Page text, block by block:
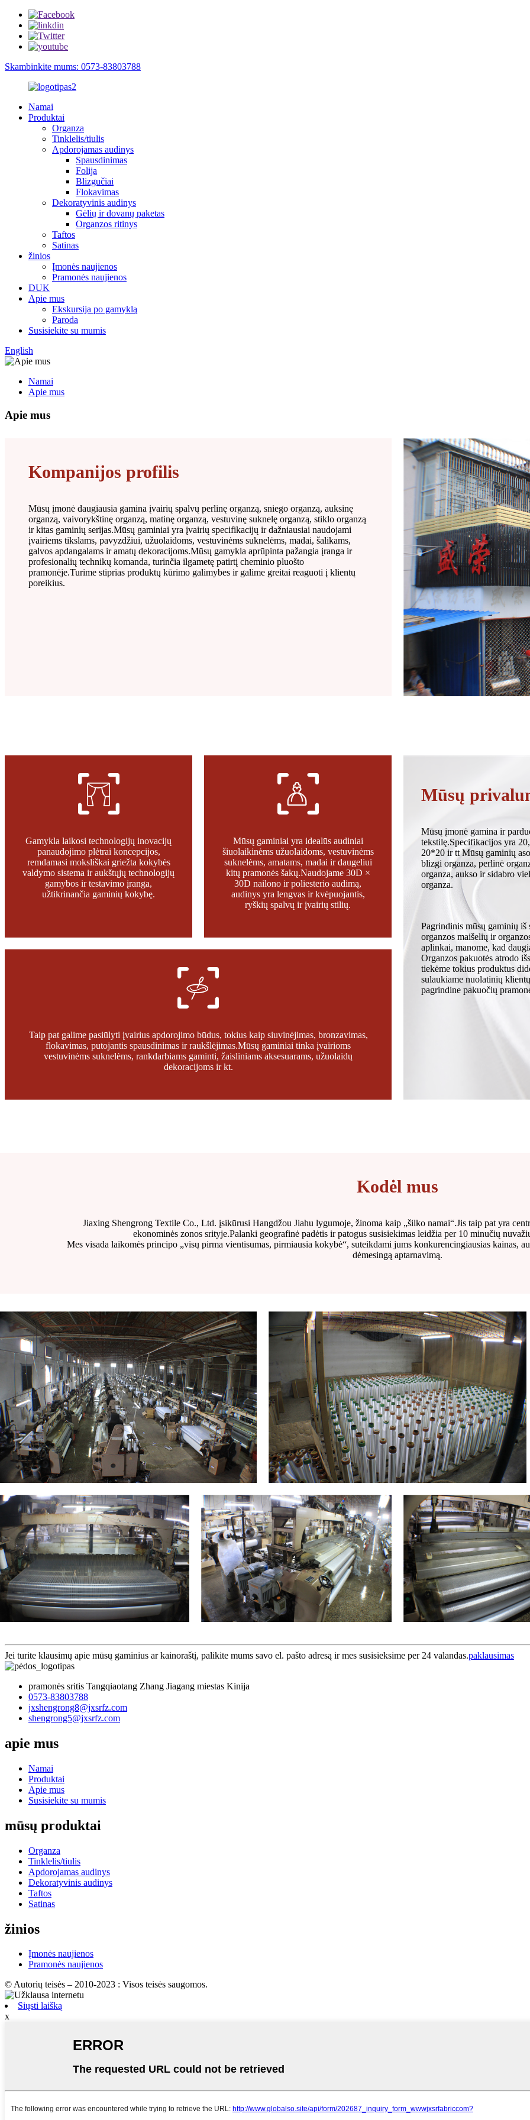
Skambinkite mums: 0573-83803788
Namai
Produktai
Organza
Tinklelis/tiulis
Apdorojamas audinys
Spausdinimas
Folija
Blizgučiai
Flokavimas
Dekoratyvinis audinys
Gėlių ir dovanų paketas
Organzos ritinys
Taftos
Satinas
žinios
Įmonės naujienos
Pramonės naujienos
DUK
Apie mus
Ekskursija po gamyklą
Paroda
Susisiekite su mumis
English
Namai
Apie mus
Apie mus
Kompanijos profilis
Mūsų įmonė daugiausia gamina įvairių spalvų perlinę organzą, sniego organzą, auksinę
organzą, vaivorykštinę organzą, matinę organzą, vestuvinę suknelę organzą, stiklo organzą
ir kitas gaminių serijas.Mūsų gaminiai yra įvairių specifikacijų ir dažniausiai naudojami
įvairiems tikslams, pavyzdžiui, užuolaidoms, vestuvinėms suknelėms, madai, šalikams,
galvos apdangalams ir amatų dekoracijoms.Mūsų gamykla aprūpinta pažangia įranga ir
profesionalių technikų komanda, turinčia ilgametę patirtį cheminio pluošto
pramonėje.Turime stiprias produktų kūrimo galimybes ir galime greitai reaguoti į klientų
poreikius.
Gamykla laikosi technologijų inovacijų
panaudojimo plėtrai koncepcijos,
remdamasi moksliškai griežta kokybės
valdymo sistema ir aukštųjų technologijų
gamybos ir testavimo įranga,
užtikrinančia gaminių kokybę.
Mūsų gaminiai yra idealūs audiniai
šiuolaikinėms užuolaidoms, vestuvinėms
suknelėms, amatams, madai ir daugeliui
kitų pramonės šakų.Naudojame 30D ×
30D nailono ir poliesterio audimą,
audinys yra lengvas ir kvėpuojantis,
ryškių spalvų ir įvairių stilių.
Taip pat galime pasiūlyti įvairius apdorojimo būdus, tokius kaip siuvinėjimas, bronzavimas,
flokavimas, putojantis spausdinimas ir raukšlėjimas.Mūsų gaminiai tinka įvairioms
vestuvinėms suknelėms, rankdarbiams gaminti, žaisliniams aksesuarams, užuolaidų
dekoracijoms ir kt.
Mūsų
Mūsų įmonė gamina ir
tekstilę.Specifikacijos yra
20*20 ir tt Mūsų gaminių
blizgi organza, perlinė
organza, aukso ir sidabro
organza.
Pagrindinis mūsų gaminių
organzos maišelių ir
aplinkai, manome, kad
Organzos pakuotės atrodo
tiekėme tokius produktus
sulaukiame nuolatinių
pagrindine pakuočių
Kodėl mus
Jiaxing Shengrong Textile Co., Ltd. įsikūrusi Hangdžou Jiahu lygumoje, žinoma kaip „šilko namai“.Jis taip pat yra
ekonominės zonos srityje.Palanki geografinė padėtis ir patogus susisiekimas leidžia per 10 minučių
Mes visada laikomės principo „visų pirma vientisumas, pirmiausia kokybė“, suteikdami jums konkurencingiausias kainas,
dėmesingą aptarnavimą.
Jei turite klausimų apie mūsų gaminius ar kainoraštį, palikite mums savo el. pašto adresą ir mes susisieksime per 24 valandas.paklausimas
pramonės sritis Tangqiaotang Zhang Jiagang miestas Kinija
0573-83803788
jxshengrong8@jxsrfz.com
shengrong5@jxsrfz.com
apie mus
Namai
Produktai
Apie mus
Susisiekite su mumis
mūsų produktai
Organza
Tinklelis/tiulis
Apdorojamas audinys
Dekoratyvinis audinys
Taftos
Satinas
žinios
Įmonės naujienos
Pramonės naujienos
© Autorių teisės – 2010-2023 : Visos teisės saugomos.
Siųsti laišką
x